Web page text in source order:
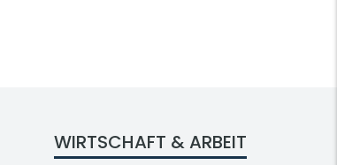
WIRTSCHAFT & ARBEIT